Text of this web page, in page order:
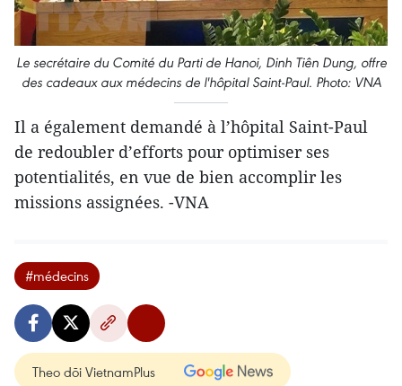
Le secrétaire du Comité du Parti de Hanoi, Dinh Tiên Dung, offre
des cadeaux aux médecins de l'hôpital Saint-Paul. Photo: VNA
Il a également demandé à l’hôpital Saint-Paul
de redoubler d’efforts pour optimiser ses
potentialités, en vue de bien accomplir les
missions assignées. -VNA
#médecins
Theo dõi VietnamPlus